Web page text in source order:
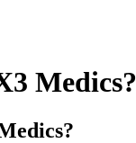
Medics?